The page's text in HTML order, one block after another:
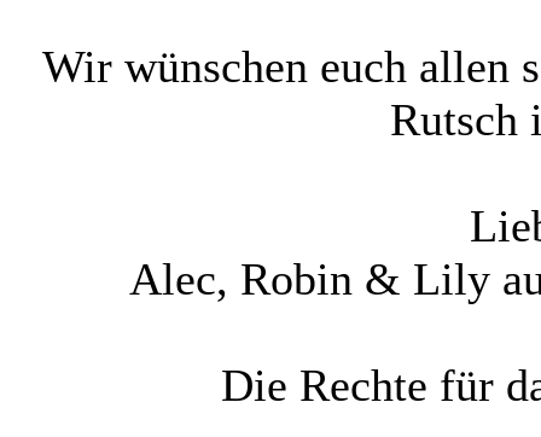
Wir wünschen euch allen
Rutsch
Alec, Robin & Lily
Die Rechte für